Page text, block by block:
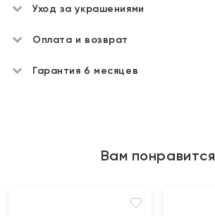
Уход за украшениями
Оплата и возврат
Гарантия 6 месяцев
Вам понравится